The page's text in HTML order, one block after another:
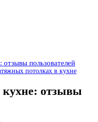
пользователей
потолках в кухне
отзывы